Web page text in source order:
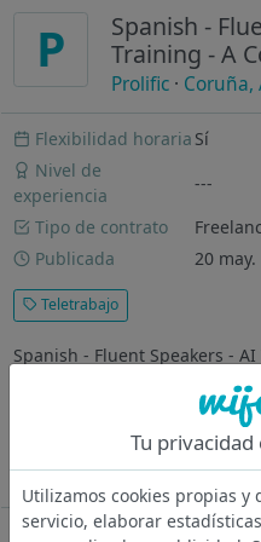
P
Spanish -
Training - A
Prolific · Coruña,
Flexibilidad horaria Sí
Nivel de
experiencia
---
Tipo de contrato
Publicada
20 may.
Teletrabajo
Spanish - Fluent Speakers -
Prolific is not just another
building the biggest pool of
Over 35,000 AI developers,
Tu
Utilizamos cookies propias
servicio, elaborar